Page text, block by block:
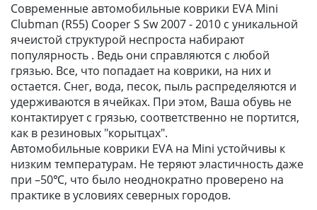
Современные автомобильные коврики EVA Mini
Clubman (R55) Cooper S Sw 2007 - 2010 с уникальной
ячеистой структурой неспроста набирают
популярность . Ведь они справляются с любой
грязью. Все, что попадает на коврики, на них и
остается. Снег, вода, песок, пыль распределяются и
удерживаются в ячейках. При этом, Ваша обувь не
контактирует с грязью, соответственно не портится,
как в резиновых "корытцах".
Автомобильные коврики EVA на Mini устойчивы к
низким температурам. Не теряют эластичность даже
при –50℃, что было неоднократно проверено на
практике в условиях северных городов.